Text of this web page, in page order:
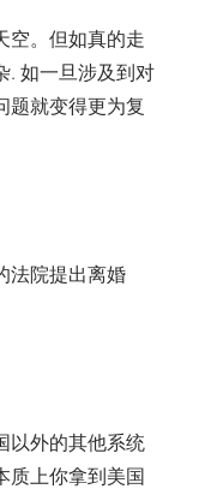
空。但如真的走
. 如一旦涉及到对
题就变得更为复
法院提出离婚
以外的其他系统
质上你拿到美国